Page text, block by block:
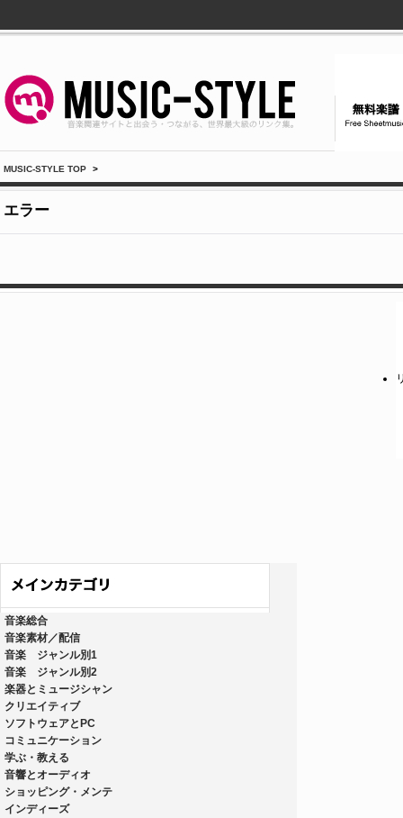
MUSIC-STYLE TOP >
エラー
音楽総合
音楽素材／配信
音楽 ジャンル別1
音楽 ジャンル別2
楽器とミュージシャン
クリエイティブ
ソフトウェアとPC
コミュニケーション
学ぶ・教える
音響とオーディオ
ショッピング・メンテ
インディーズ